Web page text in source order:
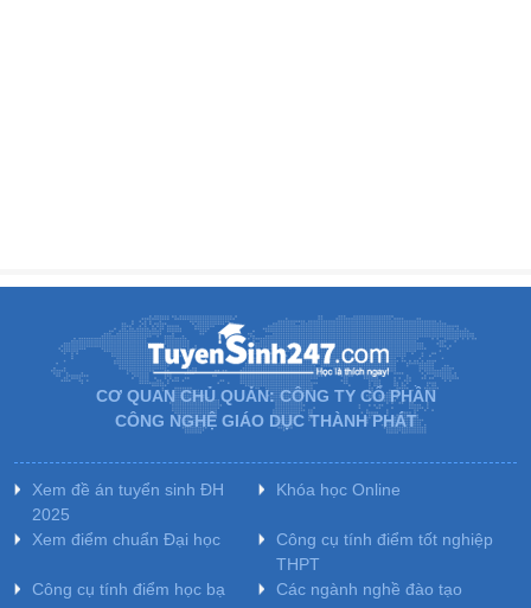
CƠ QUAN CHỦ QUẢN: CÔNG TY CỔ PHẦN
CÔNG NGHỆ GIÁO DỤC THÀNH PHÁT
Xem đề án tuyển sinh ĐH
2025
Khóa học Online
Xem điểm chuẩn Đại học
Công cụ tính điểm tốt nghiệp
THPT
Công cụ tính điểm học bạ
Các ngành nghề đào tạo